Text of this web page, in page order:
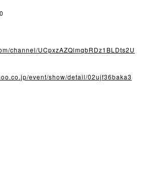
channel/UCpxzAZQlmqbRDz1BLDts2U
event/show/detail/02ujf36baka3